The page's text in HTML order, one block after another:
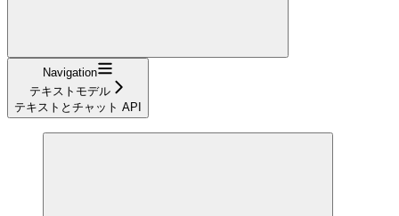
Navigation
テキストモデル
テキストとチャット API